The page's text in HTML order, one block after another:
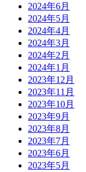
2024年6月
2024年5月
2024年4月
2024年3月
2024年2月
2024年1月
2023年12月
2023年11月
2023年10月
2023年9月
2023年8月
2023年7月
2023年6月
2023年5月